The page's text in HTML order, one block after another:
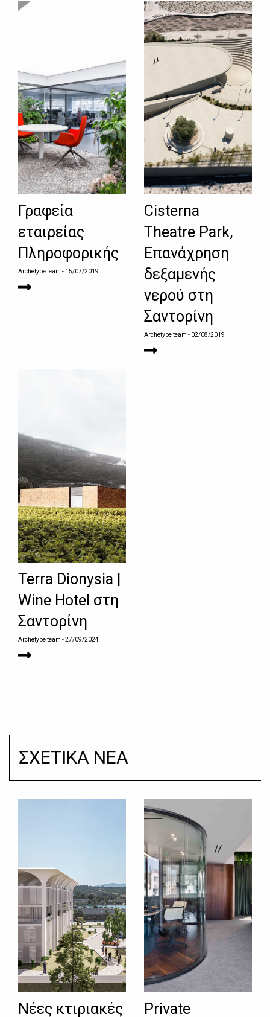
Γραφεία
εταιρείας
Πληροφορικής
Archetype team - 15/07/2019
Cisterna
Theatre Park,
Επανάχρηση
δεξαμενής
νερού στη
Σαντορίνη
Archetype team - 02/08/2019
Terra Dionysia |
Wine Hotel στη
Σαντορίνη
Archetype team - 27/09/2024
ΣΧΕΤΙΚΑ ΝΕΑ
Νέες κτιριακές
Private